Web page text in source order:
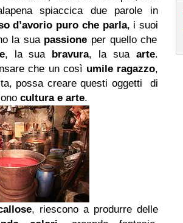
spiaccica due parole in
d’avorio puro che parla, i suoi
la suapassione per quello che
, la sua bravura, la suaarte.
che un così umile ragazzo,
possa creare questi oggetti di
cultura e arte.
, riescono a produrre delle